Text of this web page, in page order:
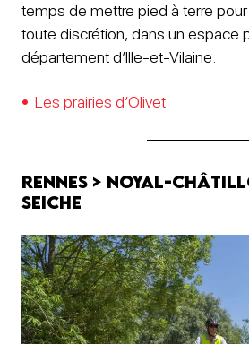
temps de mettre pied à terre
toute discrétion, dans un espace
département d’Ille-et-Vilaine.
Les prairies d’Olivet
Rennes > Noyal-
Seiche